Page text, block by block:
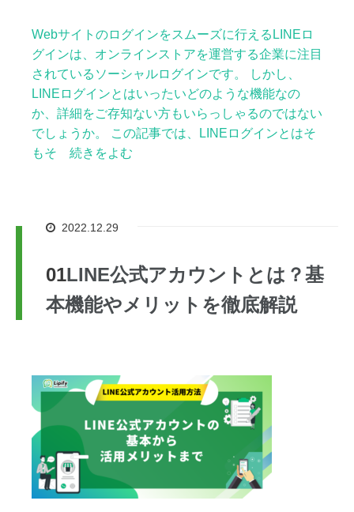
Webサイトのログインをスムーズに行えるLINEロ
グインは、オンラインストアを運営する企業に注目
されているソーシャルログインです。 しかし、
LINEログインとはいったいどのような機能なの
か、詳細をご存知ない方もいらっしゃるのではない
でしょうか。 この記事では、LINEログインとはそ
もそ 続きをよむ
2022.12.29
LINE公式アカウントとは？基
本機能やメリットを徹底解説